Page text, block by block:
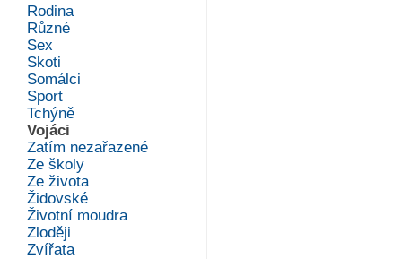
Rodina
Různé
Sex
Skoti
Somálci
Sport
Tchýně
Vojáci
Zatím nezařazené
Ze školy
Ze života
Židovské
Životní moudra
Zloději
Zvířata